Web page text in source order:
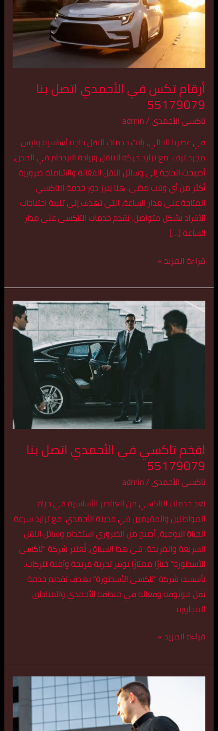
أرقام تكس في الأحمدي اتصل بنا
55179079
تاكسي الأحمدي/
admin
في عصرنا الحالي، باتت خدمات النقل حاجة أساسية وليس
مجرد ترف. مع تزايد حركة التنقل وزيادة الازدحام في المدن،
أصبحت الحاجة إلى وسائل النقل الفعّالة والشاملة ضرورية
أكثر من أي وقت مضى. هنا يبرز دور خدمة التاكسي
المتاحة على مدار الساعة، التي تهدف إلى تلبية احتياجات
الأفراد بشكل متواصل. تقدم خدمات التاكسي على مدار
الساعة […]
اتصل
بنا
55179079
قراءة المزيد »
افخم تاكسي في الأحمدي اتصل بنا
55179079
تاكسي الأحمدي/
admin
تعد خدمات التاكسي من العناصر الأساسية في حياة
المواطنين والمقيمين في مدينة الأحمدي. مع تزايد سرعة
الحياة اليومية، أصبح من الضروري استخدام وسائل النقل
السريعة والمريحة. في هذا السياق، تُعتبر شركة “تاكسي
الأسطورة” خيارًا ممتازًا يوفر تجربة مريحة وآمنة للركاب.
تأسست شركة “تاكسي الأسطورة” بهدف تقديم خدمة
نقل موثوقة وفعالة في منطقة الأحمدي والمناطق
المجاورة
افخم
تاكسي
في
قراءة المزيد »